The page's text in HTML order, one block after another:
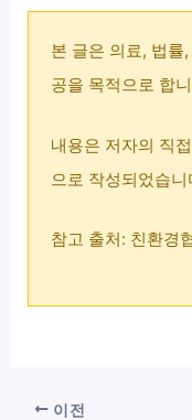
본 글은 의료, 법률
공을 목적으로 합
내용은 저자의 직
으로 작성되었습니
참고 출처: 친환경
이전